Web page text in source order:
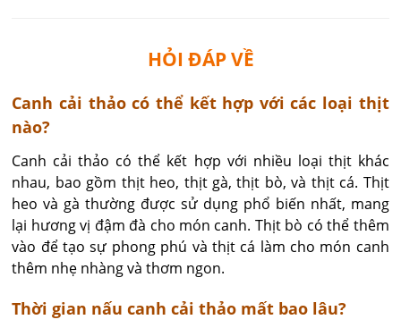
HỎI ĐÁP VỀ
Canh cải thảo có thể kết hợp với các loại thịt
nào?
Canh cải thảo có thể kết hợp với nhiều loại thịt khác
nhau, bao gồm thịt heo, thịt gà, thịt bò, và thịt cá. Thịt
heo và gà thường được sử dụng phổ biến nhất, mang
lại hương vị đậm đà cho món canh. Thịt bò có thể thêm
vào để tạo sự phong phú và thịt cá làm cho món canh
thêm nhẹ nhàng và thơm ngon.
Thời gian nấu canh cải thảo mất bao lâu?